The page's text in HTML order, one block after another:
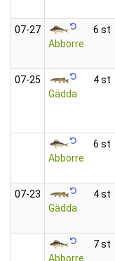
07‑27
Abborre
6 st
07‑25
Gädda
4 st
Abborre
6 st
07‑23
Gädda
4 st
Abborre
7 st